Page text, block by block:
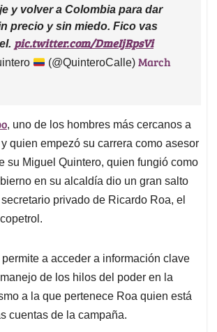
y volver a Colombia para dar
precio y sin miedo. Fico vas
pic.twitter.com/DmeIjRpsVi
(@QuinteroCalle)March
, uno de los hombres más cercanos a
quien empezó su carrera como asesor
su Miguel Quintero, quien fungió como
en su alcaldía dio un gran salto
privado de Ricardo Roa, el
a acceder a información clave
de los hilos del poder en la
a la que pertenece Roa quien está
cuentas de la campaña.